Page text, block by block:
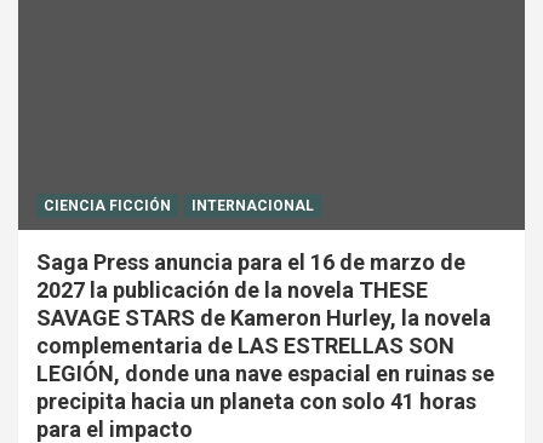
CIENCIA FICCIÓN INTERNACIONAL
Saga Press anuncia para el 16 de marzo de
2027 la publicación de la novela THESE
SAVAGE STARS de Kameron Hurley, la novela
complementaria de LAS ESTRELLAS SON
LEGIÓN, donde una nave espacial en ruinas se
precipita hacia un planeta con solo 41 horas
para el impacto